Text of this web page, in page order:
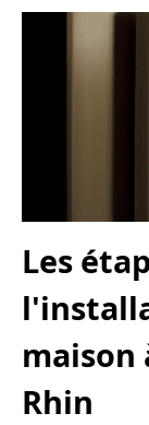
Les
maison
Rhin